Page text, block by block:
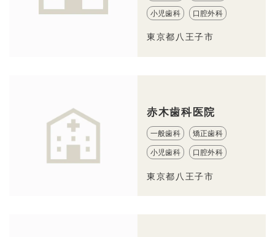
小児歯科 口腔外科
東京都八王子市
赤木歯科医院
一般歯科 矯正歯科
小児歯科 口腔外科
東京都八王子市